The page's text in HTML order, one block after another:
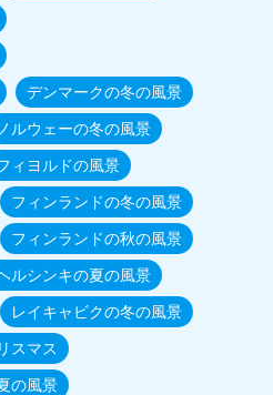
デンマークの冬の風景
ノルウェーの冬の風景
ィヨルドの風景
フィンランドの冬の風景
フィンランドの秋の風景
ルシンキの夏の風景
レイキャビクの冬の風景
スマス
の風景